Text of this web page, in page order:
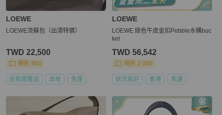
LOEWE
LOEWE流蘇包（出清特價）
TWD 22,500
現折 800
近新閒置品 本地 免運
LOEWE
LOEWE 綠色牛皮金扣Pebble水桶buc
ket
TWD 56,542
現折 2,000
狀況良好 香港 免運